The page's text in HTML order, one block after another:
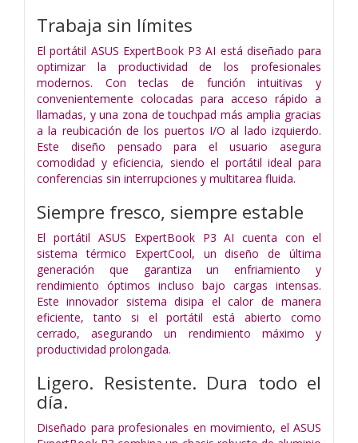
Trabaja sin límites
El portátil ASUS ExpertBook P3 AI está diseñado para
optimizar la productividad de los profesionales
modernos. Con teclas de función intuitivas y
convenientemente colocadas para acceso rápido a
llamadas, y una zona de touchpad más amplia gracias
a la reubicación de los puertos I/O al lado izquierdo.
Este diseño pensado para el usuario asegura
comodidad y eficiencia, siendo el portátil ideal para
conferencias sin interrupciones y multitarea fluida.
Siempre fresco, siempre estable
El portátil ASUS ExpertBook P3 AI cuenta con el
sistema térmico ExpertCool, un diseño de última
generación que garantiza un enfriamiento y
rendimiento óptimos incluso bajo cargas intensas.
Este innovador sistema disipa el calor de manera
eficiente, tanto si el portátil está abierto como
cerrado, asegurando un rendimiento máximo y
productividad prolongada.
Ligero. Resistente. Dura todo el
día.
Diseñado para profesionales en movimiento, el ASUS